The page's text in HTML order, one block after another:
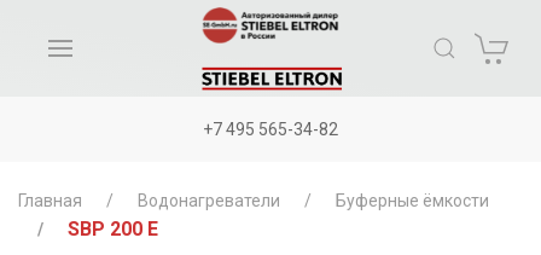
+7 495 565-34-82
Главная Водонагреватели Буферные ёмкости
SBP 200 E